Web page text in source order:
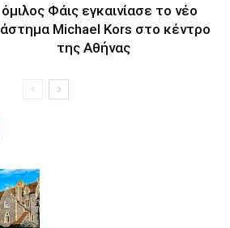
όμιλος Φάις εγκαινίασε το νέο
Michael Kors στο κέντρο
της Αθήνας